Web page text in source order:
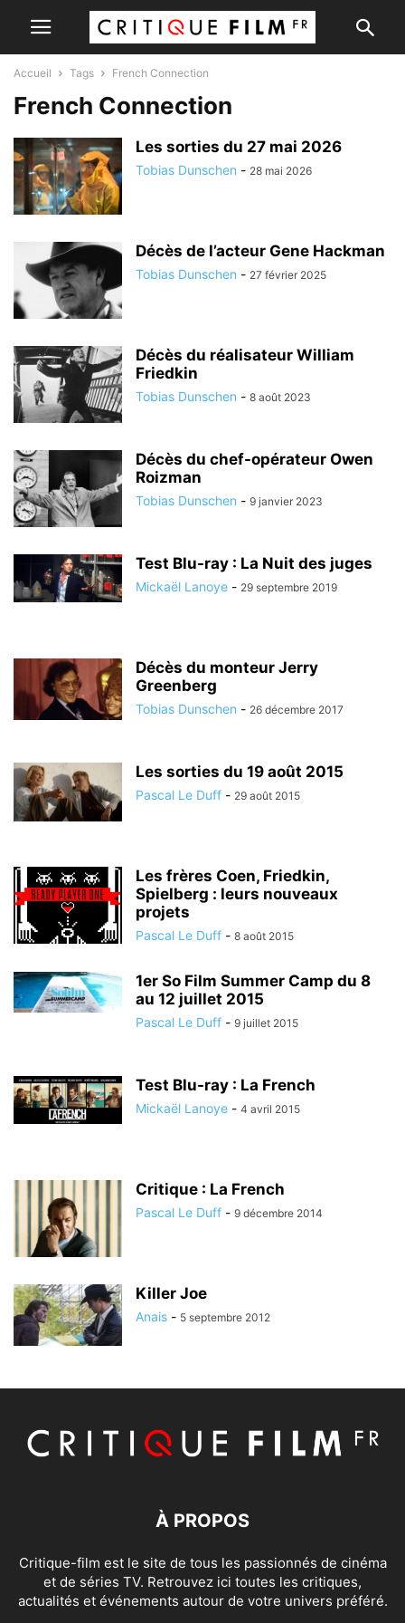
Accueil Tags French Connection
French Connection
Les sorties du 27 mai 2026
Tobias Dunschen - 28 mai 2026
Décès de l’acteur Gene Hackman
Tobias Dunschen - 27 février 2025
Décès du réalisateur William
Friedkin
Tobias Dunschen - 8 août 2023
Décès du chef-opérateur Owen
Roizman
Tobias Dunschen - 9 janvier 2023
Test Blu-ray : La Nuit des juges
Mickaël Lanoye - 29 septembre 2019
Décès du monteur Jerry
Greenberg
Tobias Dunschen - 26 décembre 2017
Les sorties du 19 août 2015
Pascal Le Duff - 29 août 2015
Les frères Coen, Friedkin,
Spielberg : leurs nouveaux
projets
Pascal Le Duff - 8 août 2015
1er So Film Summer Camp du 8
au 12 juillet 2015
Pascal Le Duff - 9 juillet 2015
Test Blu-ray : La French
Mickaël Lanoye - 4 avril 2015
Critique : La French
Pascal Le Duff - 9 décembre 2014
Killer Joe
Anais - 5 septembre 2012
À PROPOS
Critique-film est le site de tous les passionnés de cinéma
et de séries TV. Retrouvez ici toutes les critiques,
actualités et événements autour de votre univers préféré.